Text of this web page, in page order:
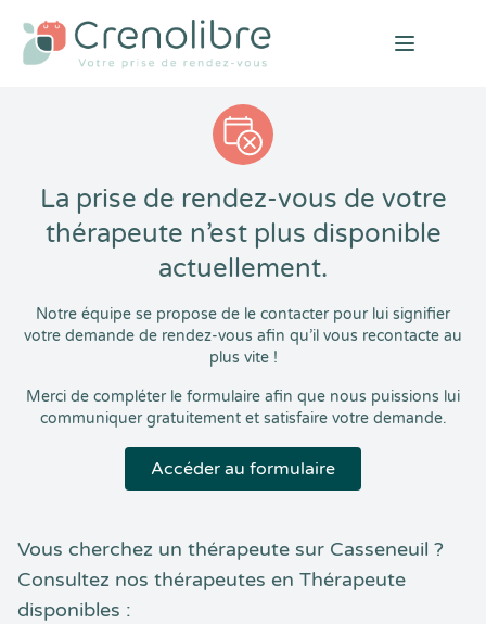
Open
La prise de rendez-vous de votre
thérapeute n’est plus disponible
actuellement.
Notre équipe se propose de le contacter pour lui signifier
votre demande de rendez-vous afin qu’il vous recontacte au
plus vite !
Merci de compléter le formulaire afin que nous puissions lui
communiquer gratuitement et satisfaire votre demande.
Accéder au formulaire
Vous cherchez un thérapeute sur Casseneuil ?
Consultez nos thérapeutes en Thérapeute
disponibles :